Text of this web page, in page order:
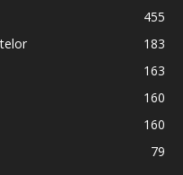
455
183
163
160
160
79